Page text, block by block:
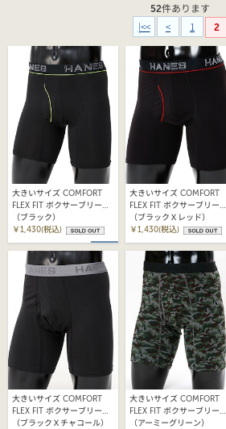
52件あります
|<< < 1 2
大きいサイズ COMFORT
FLEX FIT ボクサーブリーフ
25FW ヘインズ
(HM6EQ102K)
（ブラック）
￥1,430(税込)
大きいサイズ COMFORT
FLEX FIT ボクサーブリーフ
25FW ヘインズ
(HM6EQ102K)
（ブラックＸレッド）
￥1,430(税込)
大きいサイズ COMFORT
FLEX FIT ボクサーブリーフ
25FW ヘインズ
（ブラックＸチャコール）
大きいサイズ COMFORT
FLEX FIT ボクサーブリーフ
25FW ヘインズ
（アーミーグリーン）